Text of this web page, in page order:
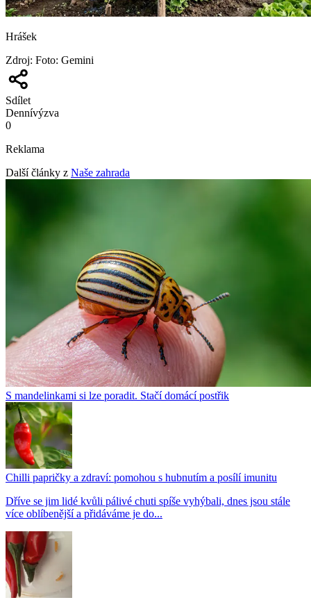
Hrášek
Zdroj: Foto: Gemini
Sdílet
Dennívýzva
0
Reklama
Další články z Naše zahrada
S mandelinkami si lze poradit. Stačí domácí postřik
Chilli papričky a zdraví: pomohou s hubnutím a posílí imunitu
Dříve se jim lidé kvůli pálivé chuti spíše vyhýbali, dnes jsou stále
více oblíbenější a přidáváme je do...